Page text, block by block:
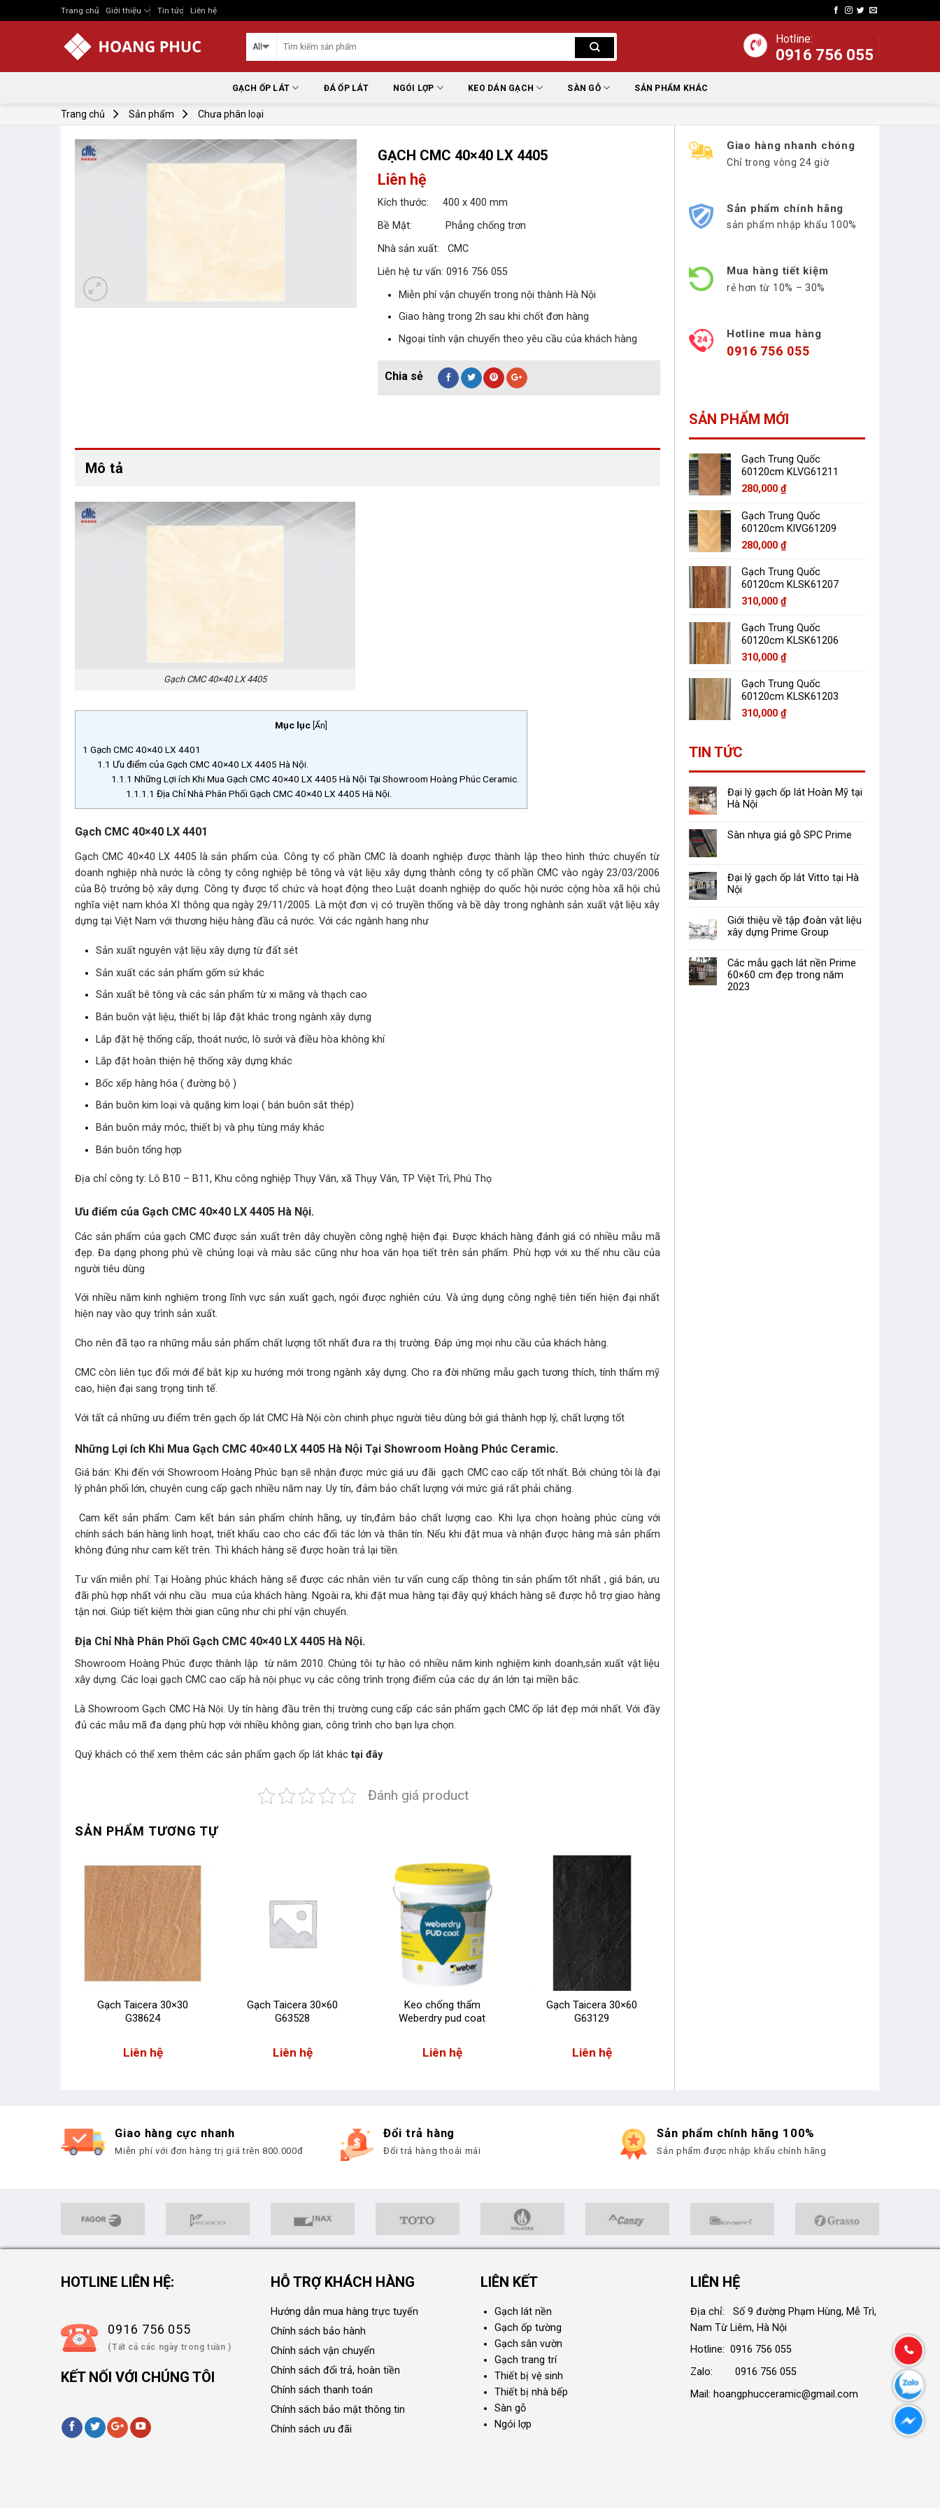
to
Trang chủ Giới thiệu Tin tức Liên hệ
Hotline:
0916 756 055
GẠCH ỐP LÁT ĐÁ ỐP LÁT NGÓI LỢP KEO DÁN GẠCH SÀN GỖ SẢN PHẨM KHÁC
Trang chủ Sản phẩm Chưa phân loại
GẠCH CMC 40×40 LX 4405
Liên hệ
Kích thước: 400 x 400 mm
Bề Mặt: Phẳng chống trơn
Nhà sản xuất: CMC
Liên hệ tư vấn: 0916 756 055
Miễn phí vận chuyển trong nội thành Hà Nội
Giao hàng trong 2h sau khi chốt đơn hàng
Ngoại tỉnh vận chuyển theo yêu cầu của khách hàng
Mô tả
Gạch CMC 40×40 LX 4405
Mục lục Ẩn
1 Gạch CMC 40×40 LX 4401
1.1 Ưu điểm của Gạch CMC 40×40 LX 4405 Hà Nội.
1.1.1 Những Lợi ích Khi Mua Gạch CMC 40×40 LX 4405 Hà Nội Tại Showroom Hoàng Phúc Ceramic.
1.1.1.1 Địa Chỉ Nhà Phân Phối Gạch CMC 40×40 LX 4405 Hà Nội.
Gạch CMC 40×40 LX 4401
Gạch CMC 40×40 LX 4405 là sản phẩm của. Công ty cổ phần CMC là doanh nghiệp được thành lập theo hình thức chuyển từ
doanh nghiệp nhà nước là công ty công nghiệp bê tông và vật liệu xây dựng thành công ty cổ phần CMC vào ngày 23/03/2006
của Bộ trưởng bộ xây dựng. Công ty được tổ chức và hoạt động theo Luật doanh nghiệp do quốc hội nước cộng hòa xã hội chủ
nghĩa việt nam khóa XI thông qua ngày 29/11/2005. Là một đơn vị có truyền thống và bề dày trong nghành sản xuất vật liệu xây
dựng tại Việt Nam với thương hiệu hàng đầu cả nước. Với các ngành hang như
Sản xuất nguyên vật liệu xây dựng từ đất sét
Sản xuất các sản phẩm gốm sứ khác
Sản xuất bê tông và các sản phẩm từ xi măng và thạch cao
Bán buôn vật liệu, thiết bị lắp đặt khác trong ngành xây dựng
Lắp đặt hệ thống cấp, thoát nước, lò sưởi và điều hòa không khí
Lắp đặt hoàn thiện hệ thống xây dựng khác
Bốc xếp hàng hóa ( đường bộ )
Bán buôn kim loại và quặng kim loại ( bán buôn sắt thép)
Bán buôn máy móc, thiết bị và phụ tùng máy khác
Bán buôn tổng hợp
Địa chỉ công ty: Lô B10 – B11, Khu công nghiệp Thụy Vân, xã Thụy Vân, TP Việt Trì, Phú Thọ
Ưu điểm của Gạch CMC 40×40 LX 4405 Hà Nội.
Các sản phẩm của gạch CMC được sản xuất trên dây chuyền công nghệ hiện đại. Được khách hàng đánh giá có nhiều mẫu mã
đẹp. Đa dạng phong phú về chủng loại và màu sắc cũng như hoa văn họa tiết trên sản phẩm. Phù hợp với xu thế nhu cầu của
người tiêu dùng
Với nhiều năm kinh nghiệm trong lĩnh vực sản xuất gạch, ngói được nghiên cứu. Và ứng dụng công nghệ tiên tiến hiện đại nhất
hiện nay vào quy trình sản xuất.
Cho nên đã tạo ra những mẫu sản phẩm chất lượng tốt nhất đưa ra thị trường. Đáp ứng mọi nhu cầu của khách hàng.
CMC còn liên tục đổi mới để bắt kịp xu hướng mới trong ngành xây dựng. Cho ra đời những mẫu gạch tương thích, tính thẩm mỹ
cao, hiện đại sang trọng tinh tế.
Với tất cả những ưu điểm trên gạch ốp lát CMC Hà Nội còn chinh phục người tiêu dùng bởi giá thành hợp lý, chất lượng tốt
Những Lợi ích Khi Mua Gạch CMC 40×40 LX 4405 Hà Nội Tại Showroom Hoàng Phúc Ceramic.
Giá bán: Khi đến với Showroom Hoàng Phúc bạn sẽ nhận được mức giá ưu đãi gạch CMC cao cấp tốt nhất. Bởi chúng tôi là đại
lý phân phối lớn, chuyên cung cấp gạch nhiều năm nay. Uy tín, đảm bảo chất lượng với mức giá rất phải chăng.
Cam kết sản phẩm: Cam kết bán sản phẩm chính hãng, uy tín,đảm bảo chất lượng cao. Khi lựa chọn hoàng phúc cùng với
chính sách bán hàng linh hoạt, triết khấu cao cho các đối tác lớn và thân tín. Nếu khi đặt mua và nhận được hàng mà sản phẩm
không đúng như cam kết trên. Thì khách hàng sẽ được hoàn trả lại tiền.
Tư vấn miễn phí: Tại Hoàng phúc khách hàng sẽ được các nhân viên tư vấn cung cấp thông tin sản phẩm tốt nhất , giá bán, ưu
đãi phù hợp nhất với nhu cầu mua của khách hàng. Ngoài ra, khi đặt mua hàng tại đây quý khách hàng sẽ được hỗ trợ giao hàng
tận nơi. Giúp tiết kiệm thời gian cũng như chi phí vận chuyển.
Địa Chỉ Nhà Phân Phối Gạch CMC 40×40 LX 4405 Hà Nội.
Showroom Hoàng Phúc được thành lập từ năm 2010. Chúng tôi tự hào có nhiều năm kinh nghiệm kinh doanh,sản xuất vật liệu
xây dựng. Các loại gạch CMC cao cấp hà nội phục vụ các công trình trọng điểm của các dự án lớn tại miền bắc.
Là Showroom Gạch CMC Hà Nội. Uy tín hàng đầu trên thị trường cung cấp các sản phẩm gạch CMC ốp lát đẹp mới nhất. Với đầy
đủ các mẫu mã đa dạng phù hợp với nhiều không gian, công trình cho bạn lựa chọn.
Quý khách có thể xem thêm các sản phẩm gạch ốp lát khác tại đây
Đánh giá product
SẢN PHẨM TƯƠNG TỰ
Gạch Taicera 30×30
G38624
Liên hệ
Gạch Taicera 30×60
G63528
Liên hệ
Keo chống thấm
Weberdry pud coat
Liên hệ
Gạch Taicera 30×60
G63129
Liên hệ
Giao hàng nhanh chóng
Chỉ trong vòng 24 giờ
Sản phẩm chính hãng
sản phẩm nhập khẩu 100%
Mua hàng tiết kiệm
rẻ hơn từ 10% – 30%
Hotline mua hàng
0916 756 055
SẢN PHẨM MỚI
Gạch Trung Quốc
60120cm KLVG61211
280,000 ₫
Gạch Trung Quốc
60120cm KlVG61209
280,000 ₫
Gạch Trung Quốc
60120cm KLSK61207
310,000 ₫
Gạch Trung Quốc
60120cm KLSK61206
310,000 ₫
Gạch Trung Quốc
60120cm KLSK61203
310,000 ₫
TIN TỨC
Đại lý gạch ốp lát Hoàn Mỹ tại
Hà Nội
Sàn nhựa giả gỗ SPC Prime
Đại lý gạch ốp lát Vitto tại Hà
Nội
Giới thiệu về tập đoàn vật liệu
xây dựng Prime Group
Các mẫu gạch lát nền Prime
60×60 cm đẹp trong năm
2023
Giao hàng cực nhanh
Miễn phí với đơn hàng trị giá trên 800.000đ
Đổi trả hàng
Đổi trả hàng thoải mái
Sản phẩm chính hãng 100%
Sản phẩm được nhập khẩu chính hãng
HOTLINE LIÊN HỆ:
0916 756 055
(Tất cả các ngày trong tuần )
KẾT NỐI VỚI CHÚNG TÔI
HỖ TRỢ KHÁCH HÀNG
Hướng dẫn mua hàng trực tuyến
Chính sách bảo hành
Chính sách vận chuyển
Chính sách đổi trả, hoàn tiền
Chính sách thanh toán
Chính sách bảo mật thông tin
Chính sách ưu đãi
LIÊN KẾT
Gạch lát nền
Gạch ốp tường
Gạch sân vườn
Gạch trang trí
Thiết bị vệ sinh
Thiết bị nhà bếp
Sàn gỗ
Ngói lợp
LIÊN HỆ
Địa chỉ: Số 9 đường Phạm Hùng, Mễ Trì,
Nam Từ Liêm, Hà Nội
Hotline: 0916 756 055
Zalo: 0916 756 055
Mail: hoangphucceramic@gmail.com